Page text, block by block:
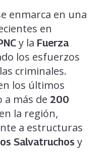
enmarca en una
en
y la Fuerza
los esfuerzos
criminales.
los últimos
a más de 200
en la región,
a estructuras
Salvatruchos y